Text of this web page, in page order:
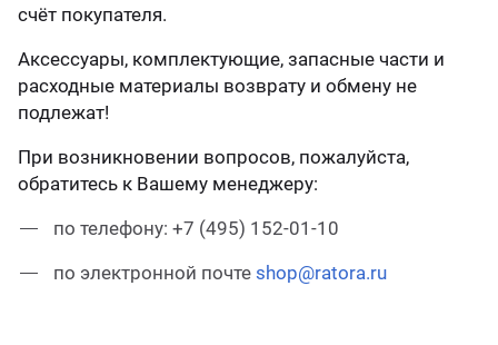
счёт покупателя.
Аксессуары, комплектующие, запасные части и
расходные материалы возврату и обмену не
подлежат!
При возникновении вопросов, пожалуйста,
обратитесь к Вашему менеджеру:
по телефону: +7 (495) 152-01-10
по электронной почте shop@ratora.ru